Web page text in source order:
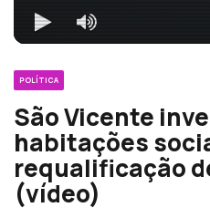
POLÍTICA
São Vicente
habitações
requalificação
(vídeo)